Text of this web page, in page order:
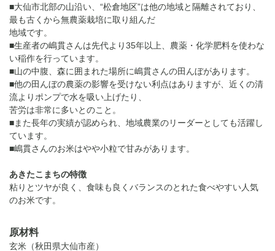
■大仙市北部の山沿い、“松倉地区”は他の地域と隔離されており、
最も古くから無農薬栽培に取り組んだ
地域です。
■生産者の嶋貫さんは先代より35年以上、農薬・化学肥料を使わな
い稲作を行っています。
■山の中腹、森に囲まれた場所に嶋貫さんの田んぼがあります。
■他の田んぼの農薬の影響を受けない利点はありますが、近くの清
流よりポンプで水を吸い上げたり、
苦労は非常に多いとのこと。
■また長年の実績が認められ、地域農業のリーダーとしても活躍し
ています。
■嶋貫さんのお米はやや小粒で甘みがあります。
あきたこまちの特徴
粘りとツヤが良く、食味も良くバランスのとれた食べやすい人気
のお米です。
原材料
玄米（秋田県大仙市産）